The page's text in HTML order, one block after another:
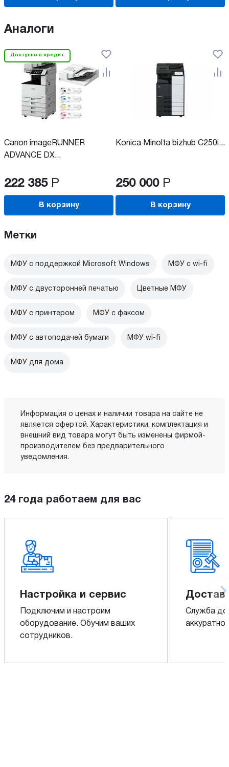
Аналоги
Доступно в кредит
Canon imageRUNNER
ADVANCE DX...
222 385 Р
В корзину
Konica Minolta bizhub C250i...
250 000 Р
В корзину
Метки
МФУ с поддержкой Microsoft Windows МФУ c wi-fi
МФУ с двусторонней печатью Цветные МФУ
МФУ с принтером МФУ с факсом
МФУ с автоподачей бумаги МФУ wi-fi
МФУ для дома
Информация о ценах и наличии товара на сайте не
является офертой. Характеристики, комплектация и
внешний вид товара могут быть изменены фирмой-
производителем без предварительного
уведомления.
24 года работаем для вас
Настройка и сервис
Подключим и настроим
оборудование. Обучим ваших
сотрудников.
Служба
аккуратно